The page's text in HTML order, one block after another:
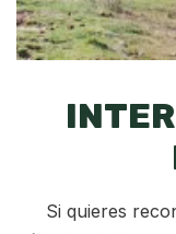
Si quieres